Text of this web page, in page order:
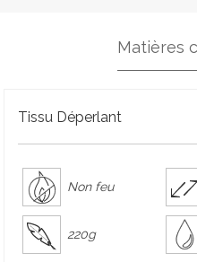
Matières
Tissu Déperlant
Non feu
220g